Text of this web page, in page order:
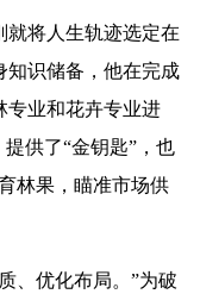
就将人生轨迹选定在
知识储备，他在完成
专业和花卉专业进
供了“金钥匙”，也
林果，瞄准市场供
、优化布局。”为破